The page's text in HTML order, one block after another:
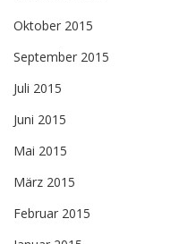
Oktober 2015
September 2015
Juli 2015
Juni 2015
Mai 2015
März 2015
Februar 2015